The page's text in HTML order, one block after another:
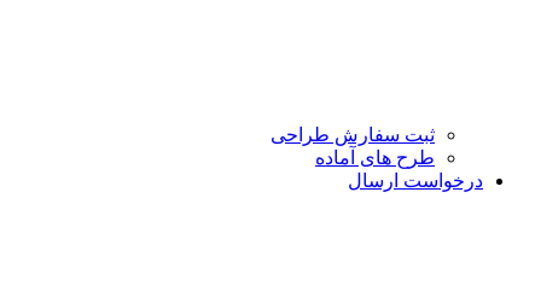
ثبت سفارش طراحی
طرح های آماده
درخواست ارسال